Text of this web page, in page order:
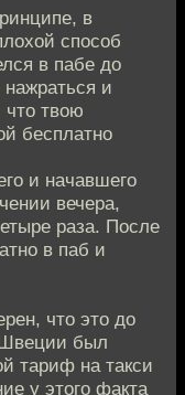
в
способ
в пабе до
нажраться и
что твою
бесплатно
и начавшего
вечера,
раза. После
в паб и
что это до
Швеции был
тариф на такси
у этого факта